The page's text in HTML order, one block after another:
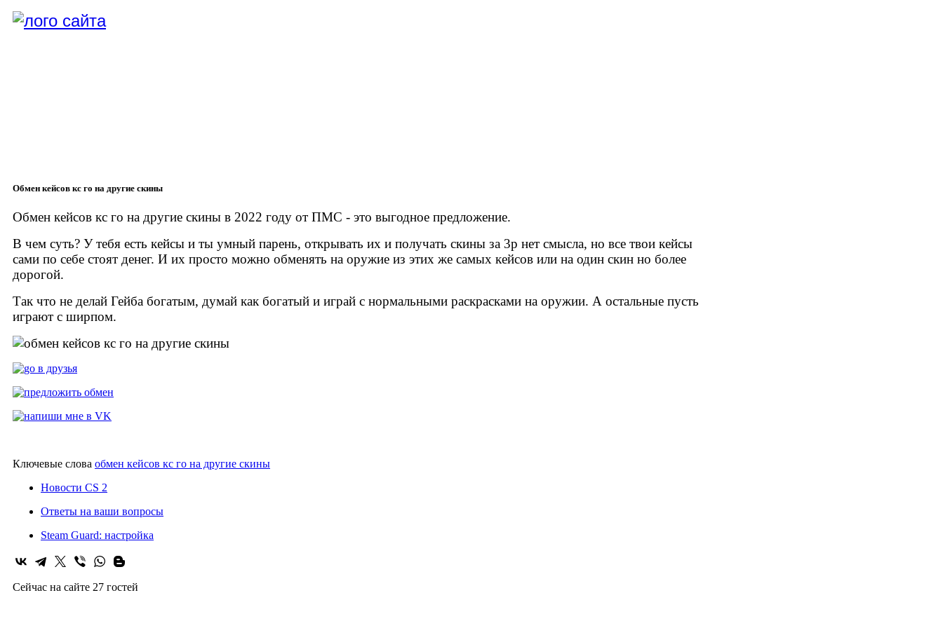
Обмен кейсов кс го на другие скины
Обмен кейсов кс го на другие скины в 2022 году от ПМС - это выгодное предложение.
В чем суть? У тебя есть кейсы и ты умный парень, открывать их и получать скины за 3р нет смысла, но все твои кейсы
сами по себе стоят денег. И их просто можно обменять на оружие из этих же самых кейсов или на один скин но более
дорогой.
Так что не делай Гейба богатым, думай как богатый и играй с нормальными раскрасками на оружии. А остальные пусть
играют с ширпом.
Ключевые слова обмен кейсов кс го на другие скины
Новости CS 2
Ответы на ваши вопросы
Steam Guard: настройка
Сейчас на сайте 27 гостей